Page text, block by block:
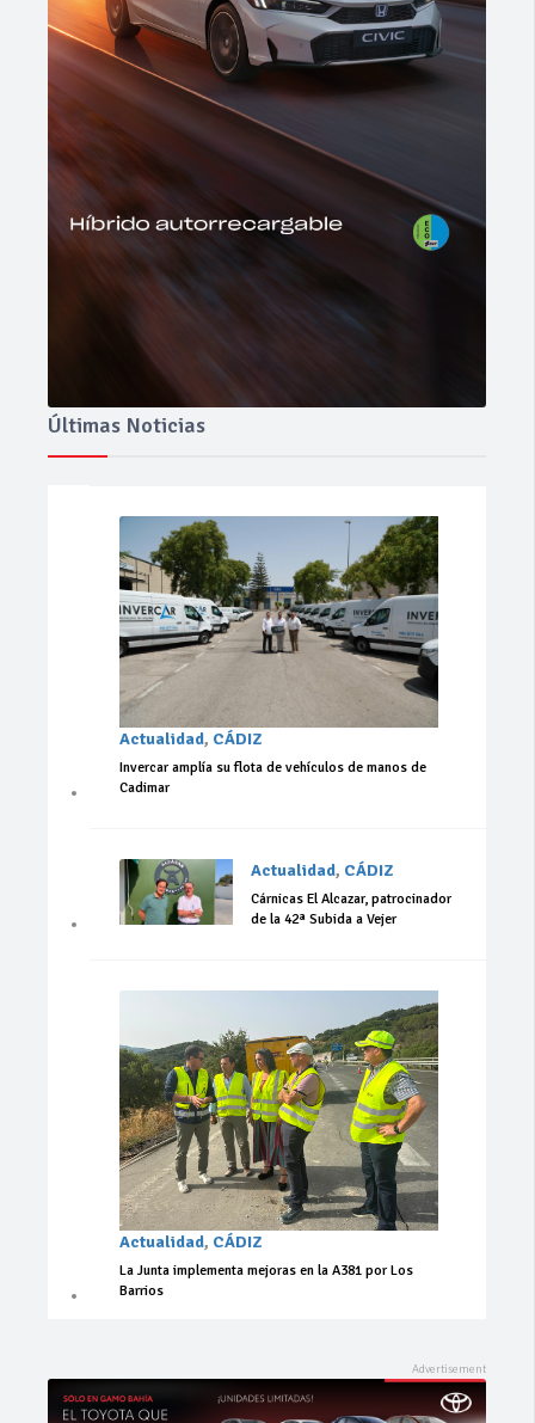
Últimas Noticias
Actualidad, CÁDIZ
Invercar amplía su flota de vehículos de manos de
Cadimar
Actualidad, CÁDIZ
Cárnicas El Alcazar, patrocinador
de la 42ª Subida a Vejer
Actualidad, CÁDIZ
La Junta implementa mejoras en la A381 por Los
Barrios